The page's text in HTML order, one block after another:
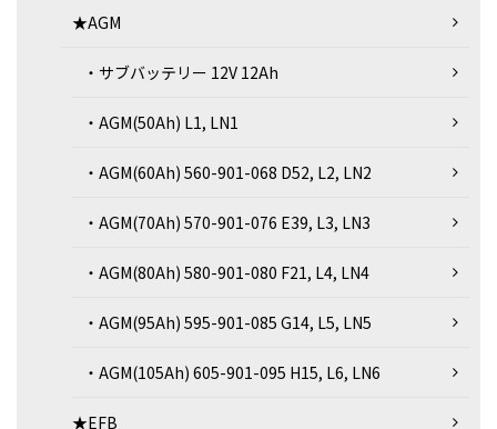
★AGM
・サブバッテリー 12V 12Ah
・AGM(50Ah) L1, LN1
・AGM(60Ah) 560-901-068 D52, L2, LN2
・AGM(70Ah) 570-901-076 E39, L3, LN3
・AGM(80Ah) 580-901-080 F21, L4, LN4
・AGM(95Ah) 595-901-085 G14, L5, LN5
・AGM(105Ah) 605-901-095 H15, L6, LN6
★EFB